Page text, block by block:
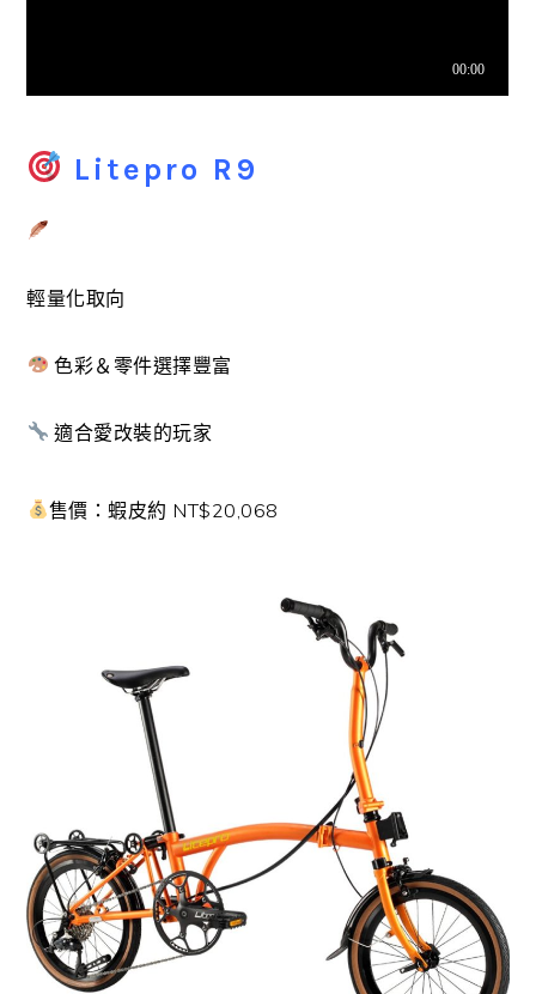
Litepro R9
輕量化取向
色彩＆零件選擇豐富
適合愛改裝的玩家
售價：蝦皮約 NT$20,068